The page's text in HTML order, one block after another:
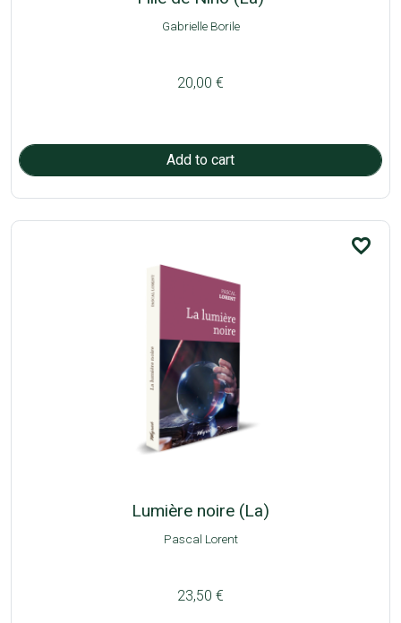
Gabrielle Borile
20,00 €
favorite_border
Lumière noire (La)
Pascal Lorent
23,50 €